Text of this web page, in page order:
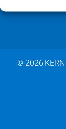
© 2026 KERN